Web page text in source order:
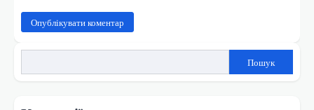
Пошук